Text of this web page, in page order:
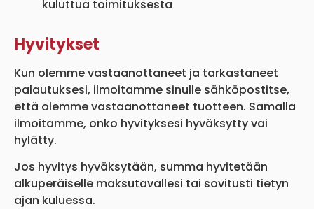
kuluttua toimituksesta
Hyvitykset
Kun olemme vastaanottaneet ja tarkastaneet
palautuksesi, ilmoitamme sinulle sähköpostitse,
että olemme vastaanottaneet tuotteen. Samalla
ilmoitamme, onko hyvityksesi hyväksytty vai
hylätty.
Jos hyvitys hyväksytään, summa hyvitetään
alkuperäiselle maksutavallesi tai sovitusti tietyn
ajan kuluessa.